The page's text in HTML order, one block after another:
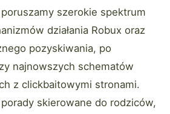
poruszamy szerokie spektrum
działania Robux oraz
pozyskiwania, po
najnowszych schematów
z clickbaitowymi stronami.
skierowane do rodziców,